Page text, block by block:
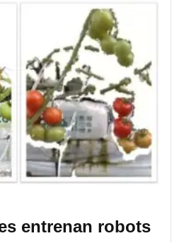
entrenan robots